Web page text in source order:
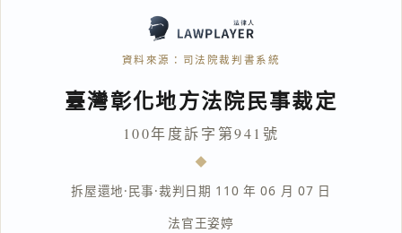
資料來源：司法院裁判書系統
臺灣彰化地方法院民事裁定
100年度訴字第941號
拆屋還地·民事·裁判日期 110 年 06 月 07 日
法官王姿婷